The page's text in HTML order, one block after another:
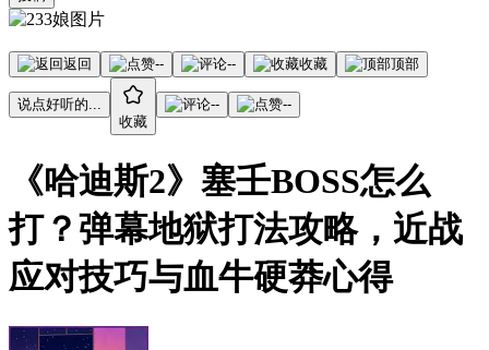
返回 -- -- 收藏 顶部
说点好听的...
收藏
-- --
《哈迪斯2》塞壬BOSS怎么
打？弹幕地狱打法攻略，近战
应对技巧与血牛硬莽心得